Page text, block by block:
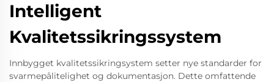
Intelligent
Kvalitetssikringssystem
Innbygget kvalitetssikringsystem setter nye standarder for
svarmepålitelighet og dokumentasjon. Dette omfattende